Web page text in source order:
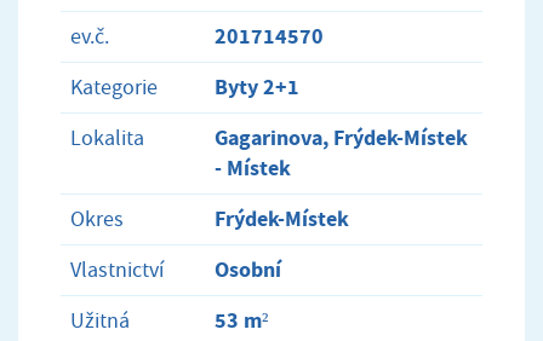
ev.č. 201714570
Kategorie Byty 2+1
Lokalita
Gagarinova, Frýdek-Místek
- Místek
Okres Frýdek-Místek
Vlastnictví Osobní
Užitná
53 m²